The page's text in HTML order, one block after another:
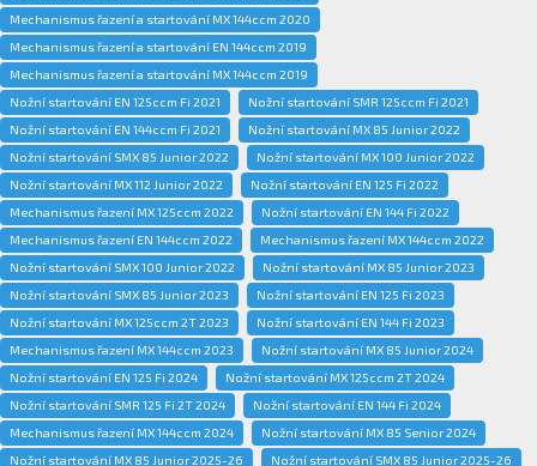
Mechanismus řazení a startování MX 144ccm 2020
Mechanismus řazení a startování EN 144ccm 2019
Mechanismus řazení a startování MX 144ccm 2019
Nožní startování EN 125ccm Fi 2021
Nožní startování SMR 125ccm Fi 2021
Nožní startování EN 144ccm Fi 2021
Nožní startování MX 85 Junior 2022
Nožní startování SMX 85 Junior 2022
Nožní startování MX 100 Junior 2022
Nožní startování MX 112 Junior 2022
Nožní startování EN 125 Fi 2022
Mechanismus řazení MX 125ccm 2022
Nožní startování EN 144 Fi 2022
Mechanismus řazení EN 144ccm 2022
Mechanismus řazení MX 144ccm 2022
Nožní startování SMX 100 Junior 2022
Nožní startování MX 85 Junior 2023
Nožní startování SMX 85 Junior 2023
Nožní startování EN 125 Fi 2023
Nožní startování MX 125ccm 2T 2023
Nožní startování EN 144 Fi 2023
Mechanismus řazení MX 144ccm 2023
Nožní startování MX 85 Junior 2024
Nožní startování EN 125 Fi 2024
Nožní startování MX 125ccm 2T 2024
Nožní startování SMR 125 Fi 2T 2024
Nožní startování EN 144 Fi 2024
Mechanismus řazení MX 144ccm 2024
Nožní startování MX 85 Senior 2024
Nožní startování MX 85 Junior 2025-26
Nožní startování SMX 85 Junior 2025-26